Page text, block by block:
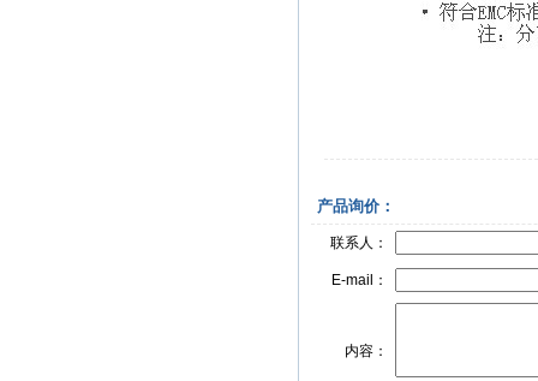
产品询价：
联系人：
E-mail：
内容：